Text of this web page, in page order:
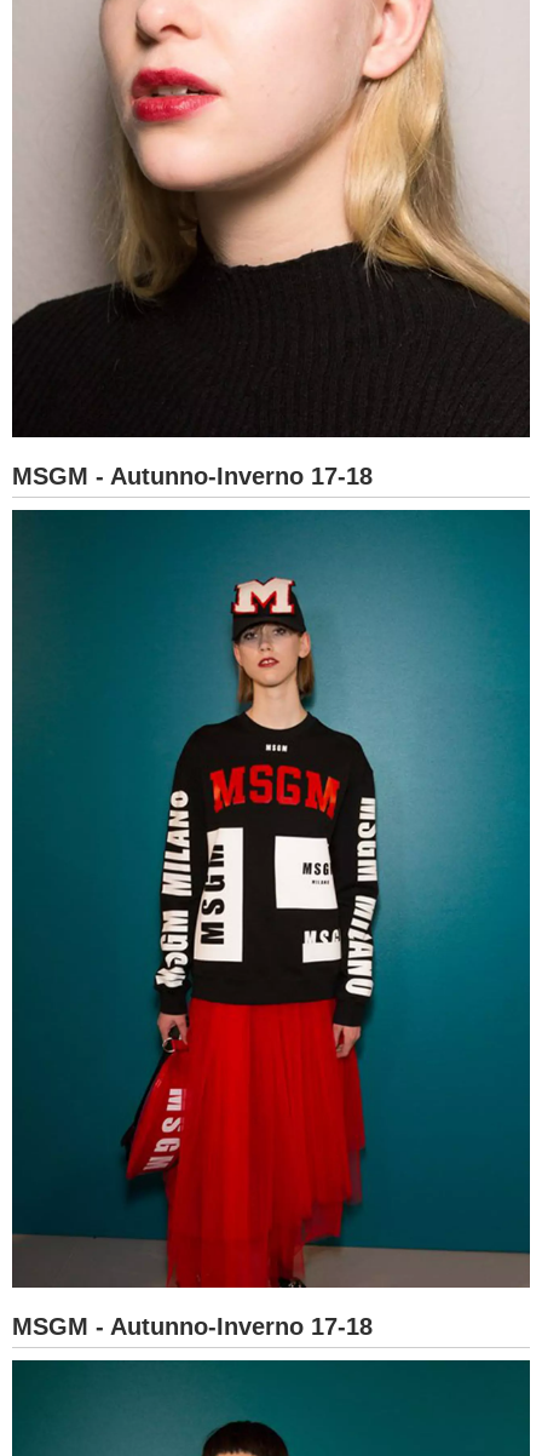
MSGM - Autunno-Inverno 17-18
MSGM - Autunno-Inverno 17-18